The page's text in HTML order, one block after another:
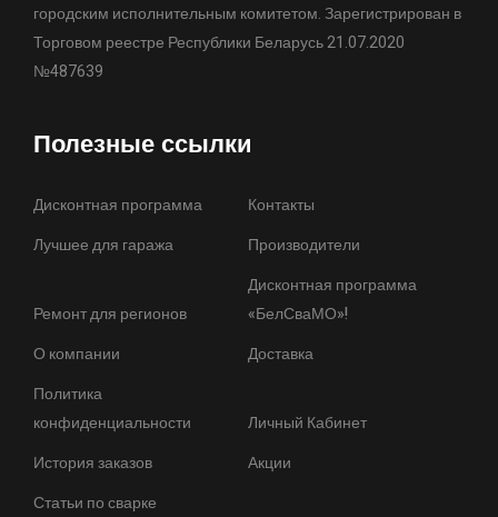
городским исполнительным комитетом. Зарегистрирован в
Торговом реестре Республики Беларусь 21.07.2020
№487639
Полезные ссылки
Дисконтная программа
Контакты
Лучшее для гаража
Производители
Ремонт для регионов
Дисконтная программа
«БелСваМО»!
О компании
Доставка
Политика
конфиденциальности
Личный Кабинет
История заказов
Акции
Статьи по сварке